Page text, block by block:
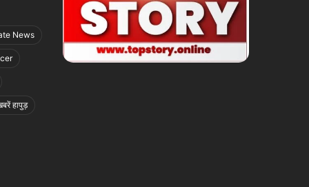
News
हापुड़